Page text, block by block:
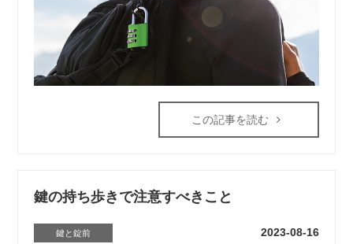
この記事を読む
鍵の持ち歩きで注意すべきこと
鍵と錠前 2023-08-16